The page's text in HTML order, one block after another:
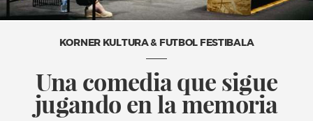
KORNER KULTURA & FUTBOL FESTIBALA
Una comedia que sigue
jugando en la memoria